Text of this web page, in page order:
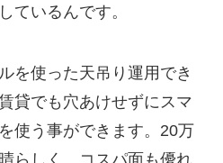
ているんです。
を使った天吊り運用でき
貸でも穴あけせずにスマ
使う事ができます。20万
らしく、コスパ面も優れ